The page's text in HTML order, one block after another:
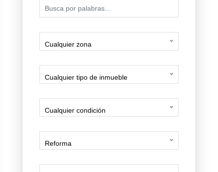
Cualquier zona
Cualquier tipo de inmueble
Cualquier condición
Reforma